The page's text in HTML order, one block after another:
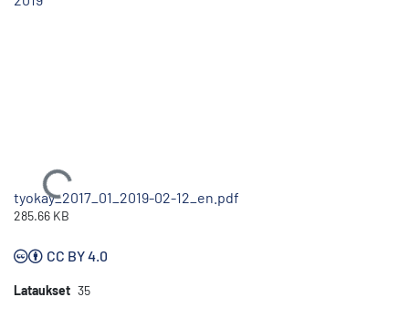
Ladataan...
tyokay_2017_01_2019-02-12_en.pdf
285.66 KB
CC BY 4.0
Lataukset 35